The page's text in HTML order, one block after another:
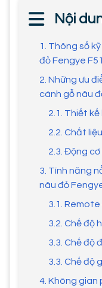
Nội
1. Thông số
đỏ Fengye
2. Những ưu
cánh gỗ nâu
2.1. Thiết
2.2. Chất
2.3. Động
3. Tính năng
nâu đỏ
3.1.
3.2. Chế độ
3.3. Chế độ
3.3. Chế độ
4. Không